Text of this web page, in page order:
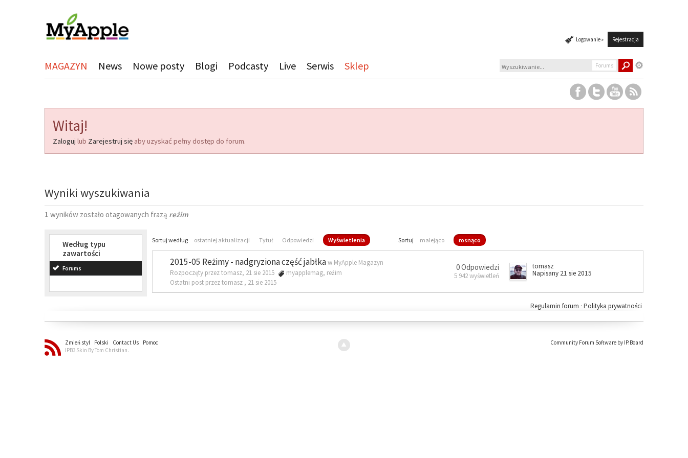
Logowanie » Rejestracja
MAGAZYN News Nowe posty Blogi Podcasty Live Serwis Sklep Forums
Witaj!
Zaloguj lub Zarejestruj się aby uzyskać pełny dostęp do forum.
Wyniki wyszukiwania
1 wyników zostało otagowanych frazą reżim
Według typu
zawartości
Forums
Sortuj według ostatniej aktualizacji Tytuł Odpowiedzi Wyświetlenia Sortuj malejąco rosnąco
2015-05 Reżimy - nadgryziona część jabłkaw MyApple Magazyn
Rozpoczęty przez tomasz, 21 sie 2015
myapplemag, reżim
Ostatni post przez tomasz , 21 sie 2015
0 Odpowiedzi
5 942 wyświetleń
tomasz
Napisany 21 sie 2015
Polityka prywatności
Regulamin forum ·
Zmień styl Polski Contact Us
Pomoc
IPB3 Skin By Tom Christian.
Community Forum Software by IP.Board